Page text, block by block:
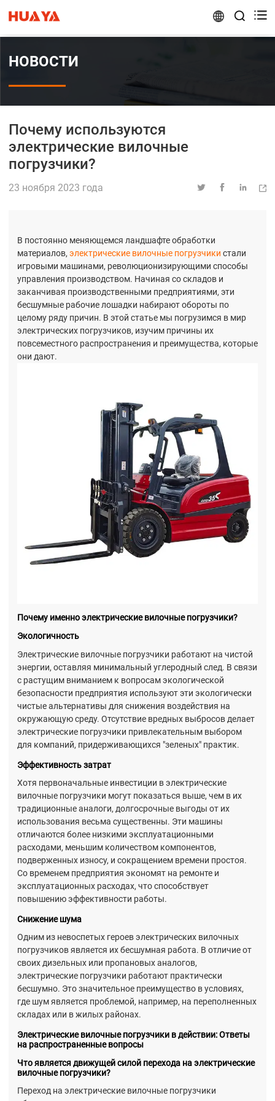
 
НОВОСТИ
Почему используются
электрические вилочные
погрузчики?
23 ноября 2023 года    
В постоянно меняющемся ландшафте обработки
материалов, электрические вилочные погрузчики стали
игровыми машинами, революционизирующими способы
управления производством. Начиная со складов и
заканчивая производственными предприятиями, эти
бесшумные рабочие лошадки набирают обороты по
целому ряду причин. В этой статье мы погрузимся в мир
электрических погрузчиков, изучим причины их
повсеместного распространения и преимущества, которые
они дают.
Почему именно электрические вилочные погрузчики?
Экологичность
Электрические вилочные погрузчики работают на чистой
энергии, оставляя минимальный углеродный след. В связи
с растущим вниманием к вопросам экологической
безопасности предприятия используют эти экологически
чистые альтернативы для снижения воздействия на
окружающую среду. Отсутствие вредных выбросов делает
электрические погрузчики привлекательным выбором
для компаний, придерживающихся "зеленых" практик.
Эффективность затрат
Хотя первоначальные инвестиции в электрические
вилочные погрузчики могут показаться выше, чем в их
традиционные аналоги, долгосрочные выгоды от их
использования весьма существенны. Эти машины
отличаются более низкими эксплуатационными
расходами, меньшим количеством компонентов,
подверженных износу, и сокращением времени простоя.
Со временем предприятия экономят на ремонте и
эксплуатационных расходах, что способствует
повышению эффективности работы.
Снижение шума
Одним из невоспетых героев электрических вилочных
погрузчиков является их бесшумная работа. В отличие от
своих дизельных или пропановых аналогов,
электрические погрузчики работают практически
бесшумно. Это значительное преимущество в условиях,
где шум является проблемой, например, на переполненных
складах или в жилых районах.
Электрические вилочные погрузчики в действии: Ответы
на распространенные вопросы
Что является движущей силой перехода на электрические
вилочные погрузчики?
Переход на электрические вилочные погрузчики